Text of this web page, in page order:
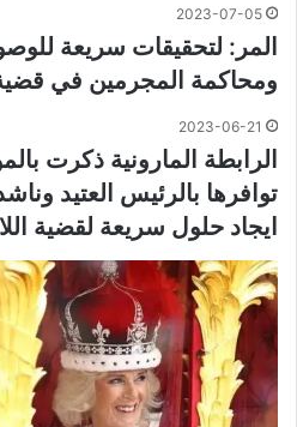
2023-07-05
المر: لتحقيقات سريعة
ومحاكمة المجرمين في
2023-06-21
الرابطة المارونية ذكرت
توافرها بالرئيس العتيد
ايجاد حلول سريعة لقضية